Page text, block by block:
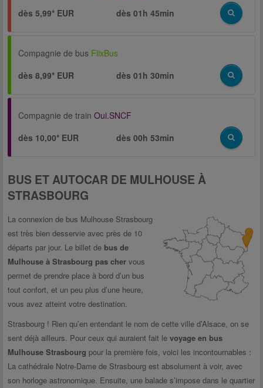
dès 5,99* EUR
dès01h 45min
Compagnie de bus FlixBus
dès 8,99* EUR
dès01h 30min
Compagnie de train Oui.SNCF
dès 10,00* EUR
dès00h 53min
BUS ET AUTOCAR DE MULHOUSE À
STRASBOURG
La connexion de bus Mulhouse Strasbourg
est très bien desservie avec près de 10
départs par jour. Le billet de bus de
Mulhouse à Strasbourg pas cher vous
permet de prendre place à bord d’un bus
tout confort, et un peu plus d’une heure,
vous avez atteint votre destination.
Strasbourg ! Rien qu’en entendant le nom de cette ville d’Alsace, on se
sent déjà ailleurs. Pour ceux qui auraient fait le voyage en bus
Mulhouse Strasbourg pour la première fois, voici les incontournables :
La cathédrale Notre-Dame de Strasbourg est absolument à voir, avec
son horloge astronomique. Ensuite, une balade s’impose dans le quartier